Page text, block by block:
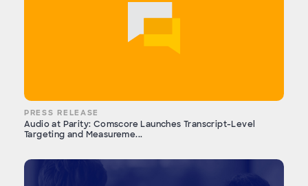
PRESS RELEASE
Audio at Parity: Comscore Launches Transcript-Level
Targeting and Measureme...